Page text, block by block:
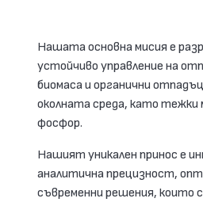
Нашата основна мисия е
устойчиво управление на
биомаса и органични
околната среда, като тежки
фосфор.
Нашият уникален принос е
аналитична прецизност,
съвременни решения, които